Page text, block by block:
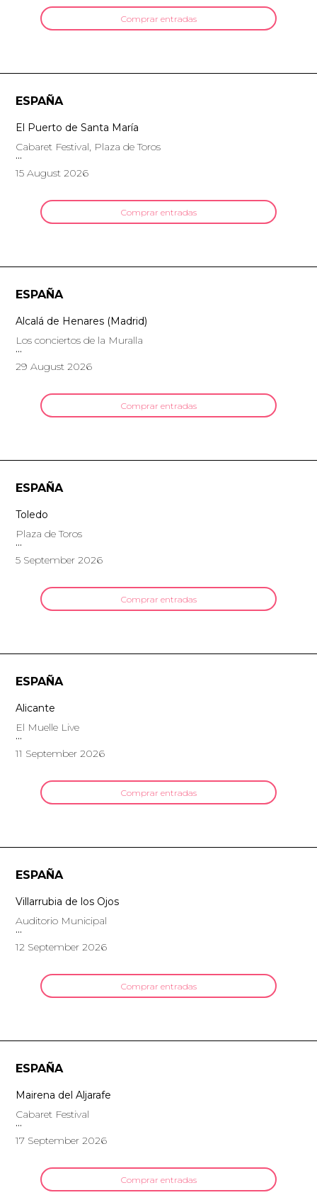
Comprar entradas
ESPAÑA
El Puerto de Santa María
Cabaret Festival, Plaza de Toros
15 August 2026
Comprar entradas
ESPAÑA
Alcalá de Henares (Madrid)
Los conciertos de la Muralla
29 August 2026
Comprar entradas
ESPAÑA
Toledo
Plaza de Toros
5 September 2026
Comprar entradas
ESPAÑA
Alicante
El Muelle Live
11 September 2026
Comprar entradas
ESPAÑA
Villarrubia de los Ojos
Auditorio Municipal
12 September 2026
Comprar entradas
ESPAÑA
Mairena del Aljarafe
Cabaret Festival
17 September 2026
Comprar entradas